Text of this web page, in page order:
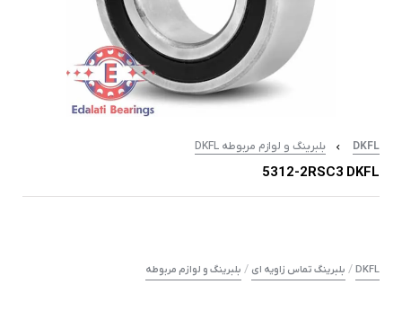
DKFL بلبرینگ و لوازم مربوطه DKFL
5312-2RSC3 DKFL
DKFL
/ بلبرینگ تماس زاویه ای / بلبرینگ و لوازم مربوطه